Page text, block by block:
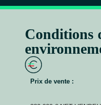
Conditions
Prix de vente :